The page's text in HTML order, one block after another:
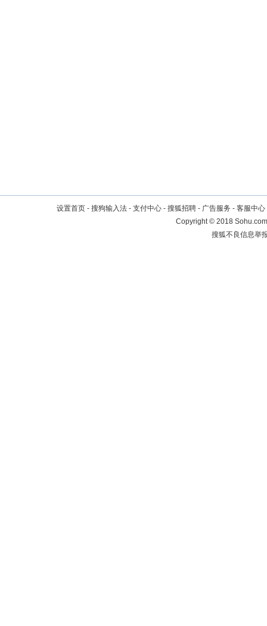
设置首页 - 搜狗输入法 - 支付中心 - 搜狐招聘 - 广告服务 - 客服中心
Copyright©2018
搜狐不良信息举